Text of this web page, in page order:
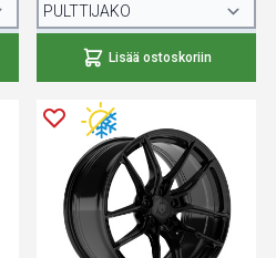
Lisää ostoskoriin